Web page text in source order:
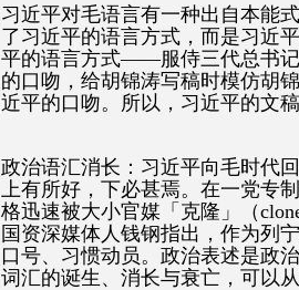
习近平对毛语言有一种出自本能
了习近平的语言方式，而是习近
平的语言方式——服侍三代总书
的口吻，给胡锦涛写稿时模仿胡
近平的口吻。所以，习近平的文
政治语汇消长：习近平向毛时代
上有所好，下必甚焉。在一党专
格迅速被大小官媒「克隆」（
国资深媒体人钱钢指出，作为列
口号、习惯动员。政治表述是政
词汇的诞生、消长与衰亡，可以